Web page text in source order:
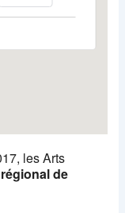
les Arts
de